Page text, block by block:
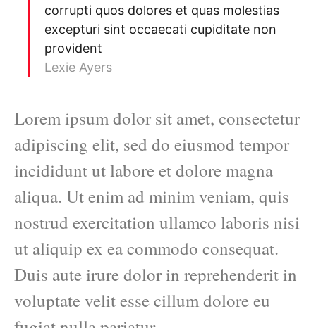
corrupti quos dolores et quas molestias
excepturi sint occaecati cupiditate non
provident
Lexie Ayers
Lorem ipsum dolor sit amet, consectetur
adipiscing elit, sed do eiusmod tempor
incididunt ut labore et dolore magna
aliqua. Ut enim ad minim veniam, quis
nostrud exercitation ullamco laboris nisi
ut aliquip ex ea commodo consequat.
Duis aute irure dolor in reprehenderit in
voluptate velit esse cillum dolore eu